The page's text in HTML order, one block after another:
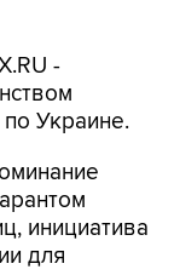
-
Украине.
инициатива
для